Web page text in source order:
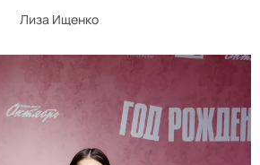
Лиза Ищенко